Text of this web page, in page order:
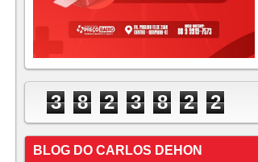
3 8 2 3 8 2 2
BLOG DO CARLOS DEHON